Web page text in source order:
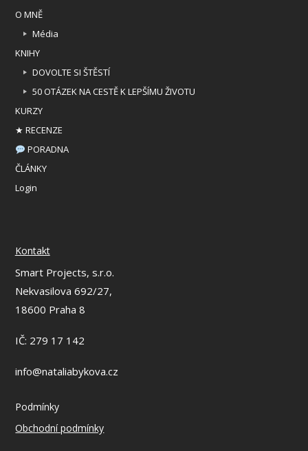
O MNĚ
Média
KNIHY
DOVOLTE SI ŠTĚSTÍ
50 OTÁZEK NA CESTĚ K LEPŠÍMU ŽIVOTU
KURZY
★ RECENZE
PORADNA
ČLÁNKY
Login
Kontakt
Smart Projects, s.r.o.
Nekvasilova 692/27,
18600 Praha 8
IČ: 279 17 142
info@nataliabykova.cz
Podmínky
Obchodní podmínky